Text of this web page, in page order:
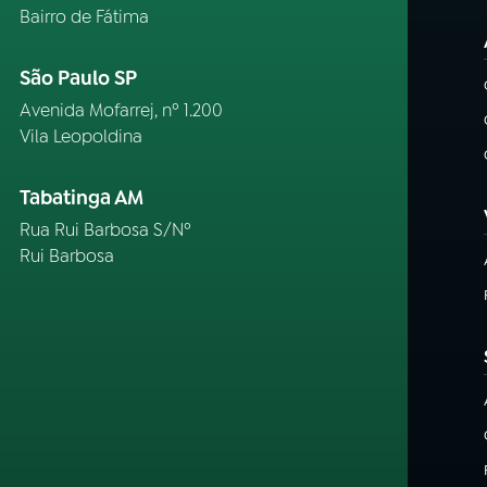
Bairro de Fátima
São Paulo SP
Avenida Mofarrej, nº 1.200
Vila Leopoldina
Tabatinga AM
Rua Rui Barbosa S/Nº
Rui Barbosa